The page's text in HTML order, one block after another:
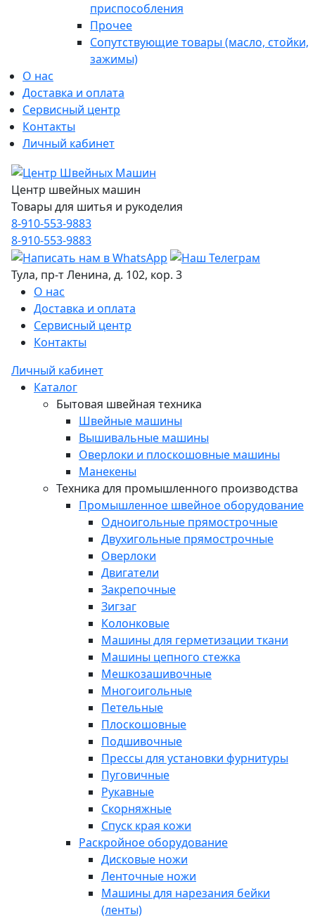
приспособления
Прочее
Сопутствующие товары (масло, стойки,
зажимы)
О нас
Доставка и оплата
Сервисный центр
Контакты
Личный кабинет
Центр швейных машин
Товары для шитья и рукоделия
8-910-553-9883
8-910-553-9883
Тула, пр-т Ленина, д. 102, кор. 3
О нас
Доставка и оплата
Сервисный центр
Контакты
Личный кабинет
Каталог
Бытовая швейная техника
Швейные машины
Вышивальные машины
Оверлоки и плоскошовные машины
Манекены
Техника для промышленного производства
Промышленное швейное оборудование
Одноигольные прямострочные
Двухигольные прямострочные
Оверлоки
Двигатели
Закрепочные
Зигзаг
Колонковые
Машины для герметизации ткани
Машины цепного стежка
Мешкозашивочные
Многоигольные
Петельные
Плоскошовные
Подшивочные
Прессы для установки фурнитуры
Пуговичные
Рукавные
Скорняжные
Спуск края кожи
Раскройное оборудование
Дисковые ножи
Ленточные ножи
Машины для нарезания бейки
(ленты)